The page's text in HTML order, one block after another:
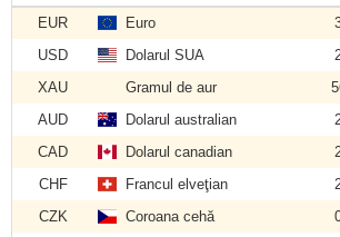
EUR
Euro
USD
Dolarul SUA
XAU
Gramul de aur
AUD
Dolarul australian
CAD
Dolarul canadian
CHF
Francul elveţian
CZK
Coroana cehă